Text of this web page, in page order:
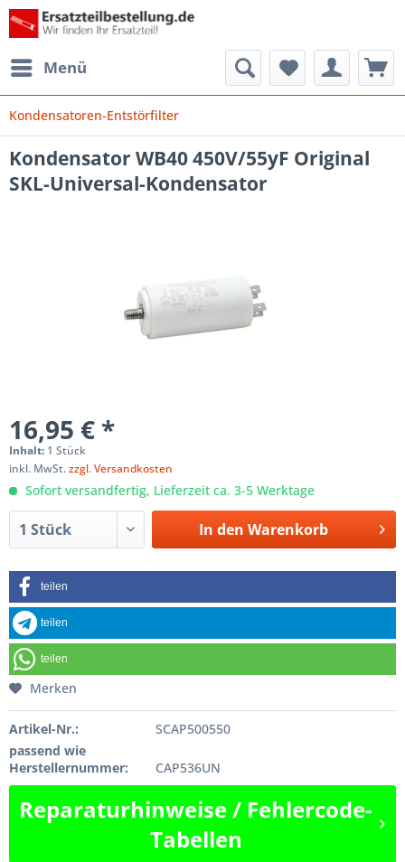
Menü
Kondensatoren-Entstörfilter
Kondensator WB40 450V/55yF Original
SKL-Universal-Kondensator
16,95 € *
Inhalt: 1 Stück
inkl. MwSt.zzgl. Versandkosten
Sofort versandfertig, Lieferzeit ca. 3-5 Werktage
In den Warenkorb
teilen
teilen
teilen
Merken
Artikel-Nr.:
SCAP500550
passend wie
Herstellernummer:
CAP536UN
Reparaturhinweise / Fehlercode-
Tabellen